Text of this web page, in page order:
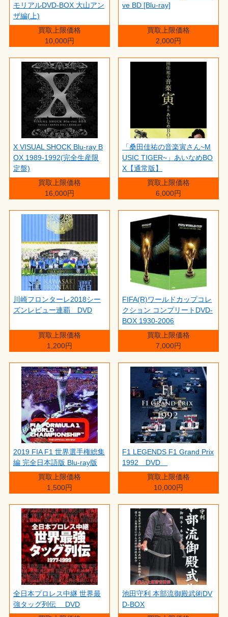
モリアルDVD-BOX 大山アン
ザ編(上)
買取上限価格
10,000円
ve BD [Blu-ray]
買取上限価格
2,000円
X VISUAL SHOCK Blu-ray B
OX 1989-1992(完全生産限
定盤)
買取上限価格
16,000円
「桑田佳祐の音楽寅さん~M
USIC TIGER~」あいなめBO
X【通常版】
買取上限価格
6,000円
川崎フロンターレ2018シー
ズンレビュー連覇 DVD
買取上限価格
1,200円
FIFA(R)ワールドカップコレ
クション コンプリートDVD-
BOX 1930-2006
買取上限価格
7,000円
2019 FIA F1 世界選手権総集
編 完全日本語版 Blu-ray版
買取上限価格
1,500円
F1 LEGENDS F1 Grand Prix
1992 DVD
買取上限価格
10,000円
全日本プロレス中継 世界最
強タッグ列伝 DVD
池田守利 本部流御殿武術DV
D-BOX